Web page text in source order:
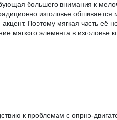
большего внимания к
изголовье обшивается
Поэтому мягкая часть её не
элемента в изголовье
к проблемам с опрно-